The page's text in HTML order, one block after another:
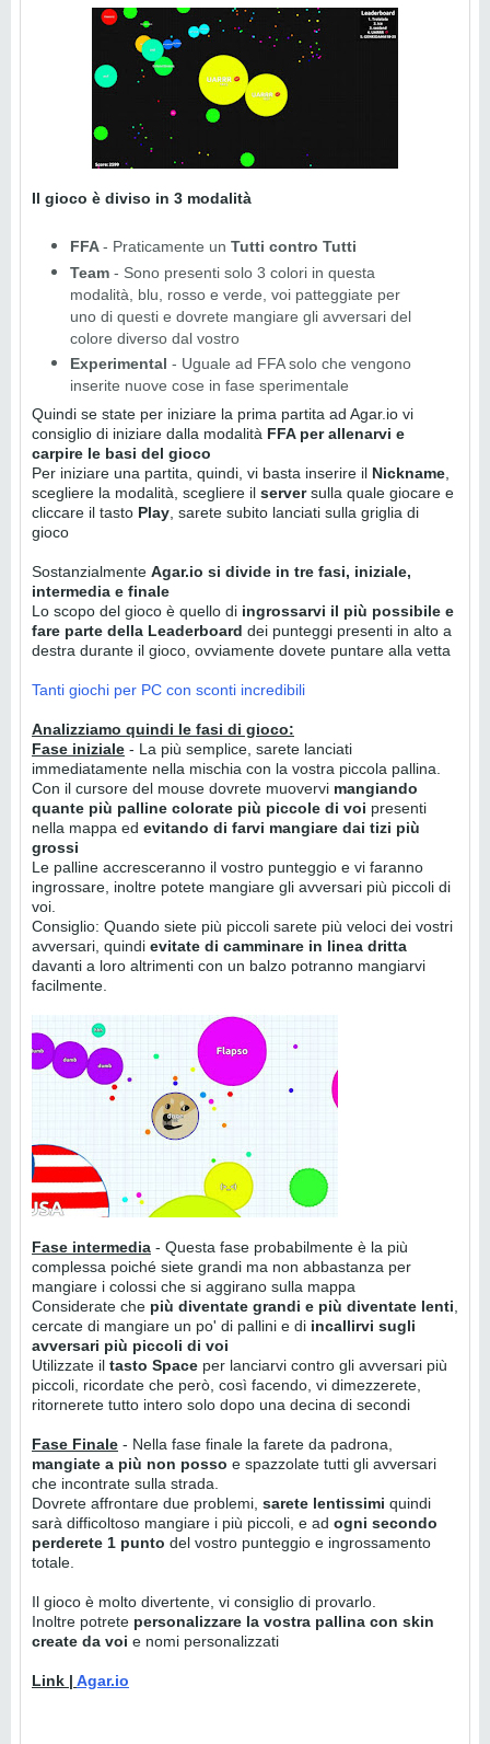
Il gioco è diviso in 3 modalità
FFA- Praticamente un Tutti contro Tutti
Team - Sono presenti solo 3 colori in questa
modalità, blu, rosso e verde, voi patteggiate per
uno di questi e dovrete mangiare gli avversari del
colore diverso dal vostro
Experimental - Uguale ad FFA solo che vengono
inserite nuove cose in fase sperimentale
Quindi se state per iniziare la prima partita ad Agar.io vi
consiglio di iniziare dalla modalità FFA per allenarvi e
carpire le basi del gioco
Per iniziare una partita, quindi, vi basta inserire il Nickname
scegliere la modalità, scegliere il serversulla quale giocare e
cliccare il tasto Play , sarete subito lanciati sulla griglia di
gioco
Sostanzialmente Agar.io si divide in tre fasi, iniziale,
intermedia e finale
Lo scopo del gioco è quello di ingrossarvi il più possibile e
fare parte della Leaderboard dei punteggi presenti in alto a
destra durante il gioco, ovviamente dovete puntare alla vetta
Tanti giochi per PC con sconti incredibili
Analizziamo quindi le fasi di gioco:
Fase iniziale - La più semplice, sarete lanciati
immediatamente nella mischia con la vostra piccola pallina.
Con il cursore del mouse dovrete muovervi mangiando
quante più palline colorate più piccole di voi presenti
nella mappa ed evitando di farvi mangiare dai tizi più
grossi
Le palline accresceranno il vostro punteggio e vi faranno
ingrossare, inoltre potete mangiare gli avversari più piccoli di
voi.
Consiglio: Quando siete più piccoli sarete più veloci dei vostri
avversari, quindi evitate di camminare in linea dritta
davanti a loro altrimenti con un balzo potranno mangiarvi
facilmente.
Fase intermedia - Questa fase probabilmente è la più
complessa poiché siete grandi ma non abbastanza per
mangiare i colossi che si aggirano sulla mappa
Considerate che più diventate grandi e più diventate lenti
cercate di mangiare un po' di pallini e di incallirvi sugli
avversari più piccoli di voi
Utilizzate il tasto Space per lanciarvi contro gli avversari più
piccoli, ricordate che però, così facendo, vi dimezzerete,
ritornerete tutto intero solo dopo una decina di secondi
Fase Finale - Nella fase finale la farete da padrona,
mangiate a più non posso e spazzolate tutti gli avversari
che incontrate sulla strada.
Dovrete affrontare due problemi, sarete lentissimi quindi
sarà difficoltoso mangiare i più piccoli, e ad ogni secondo
perderete 1 punto del vostro punteggio e ingrossamento
totale.
Il gioco è molto divertente, vi consiglio di provarlo.
Inoltre potrete personalizzare la vostra pallina con skin
create da voi e nomi personalizzati
Link | Agar.io